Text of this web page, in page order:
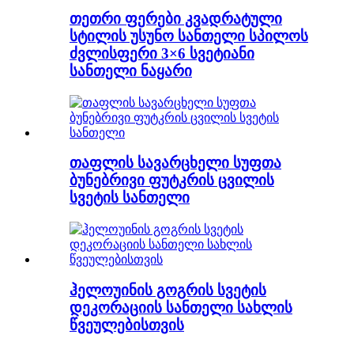
თეთრი ფერები კვადრატული
სტილის უსუნო სანთელი სპილოს
ძვლისფერი 3×6 სვეტიანი
სანთელი ნაყარი
თაფლის სავარცხელი სუფთა
ბუნებრივი ფუტკრის ცვილის
სვეტის სანთელი
ჰელოუინის გოგრის სვეტის
დეკორაციის სანთელი სახლის
წვეულებისთვის